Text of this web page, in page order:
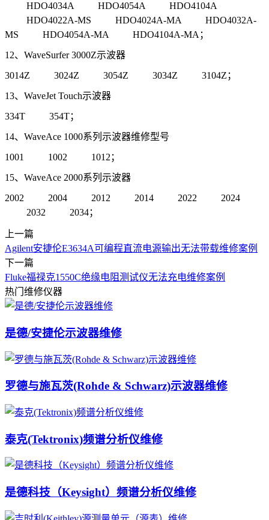
HDO4034A HDO4054A HDO4104A
HDO4022A-MS HDO4024A-MA HDO4032A-
MS HDO4054A-MA HDO4104A-MA；
12、WaveSurfer 3000Z示波器
3014Z 3024Z 3054Z 3034Z 3104Z；
13、WaveJet Touch示波器
334T 354T；
14、WaveAce 1000系列示波器维修型号
1001 1002 1012；
15、WaveAce 2000系列示波器
2002 2004 2012 2014 2022 2024
2032 2034；
上一篇
Agilent安捷伦E3634A可编程直流电源输出无法带载维修案例
下一篇
Fluke福禄克1550C绝缘电阻测试仪无法充电维修案例
热门维修仪器
是德/安捷伦示波器维修
罗德与施瓦茨(Rohde & Schwarz)示波器维修
泰克(Tektronix)频谱分析仪维修
是德科技（Keysight）频谱分析仪维修